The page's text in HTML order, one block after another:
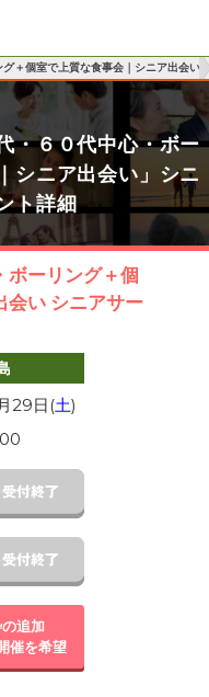
＋個室で上質な食事会｜シニア出会い
・６０代中心・ボー
シニア出会い」シニ
ト詳細
ボーリング＋個
会い シニアサー
29日(土)
追加
催を希望